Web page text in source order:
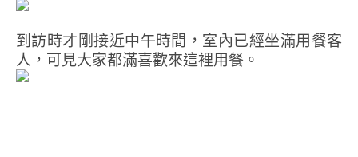
到訪時才剛接近中午時間，室內已經坐滿用餐客
人，可見大家都滿喜歡來這裡用餐。